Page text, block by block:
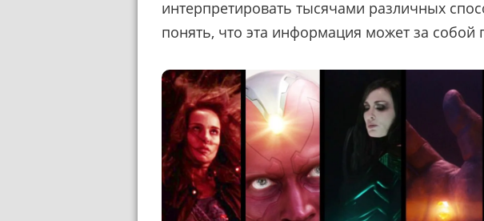
интерпретировать тысячами различных
понять, что эта информация может за собой